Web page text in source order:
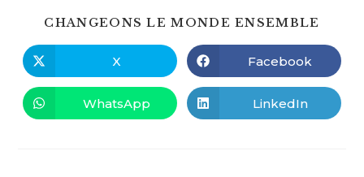
CHANGEONS LE MONDE ENSEMBLE
Ouvrir
dans
une
autre
fenêtre
X Ouvrir
dans
une
autre
fenêtre
Facebook
Ouvrir
dans
WhatsApp Ouvrir
dans
LinkedIn